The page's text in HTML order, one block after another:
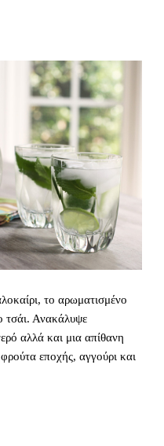
το αρωματισμένο
τσάι. Ανακάλυψε
αλλά και μια απίθανη
εποχής, αγγούρι και